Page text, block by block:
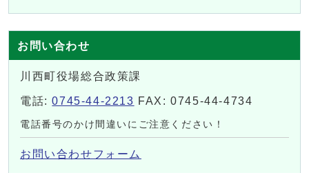
お問い合わせ
川西町役場総合政策課
電話:0745-44-2213 FAX: 0745-44-4734
電話番号のかけ間違いにご注意ください！
お問い合わせフォーム